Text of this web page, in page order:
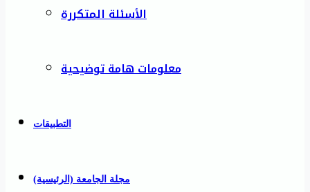
الأسئلة المتكررة
معلومات هامة توضيحية
التطبيقات
مجلة الجامعة (الرئيسية)